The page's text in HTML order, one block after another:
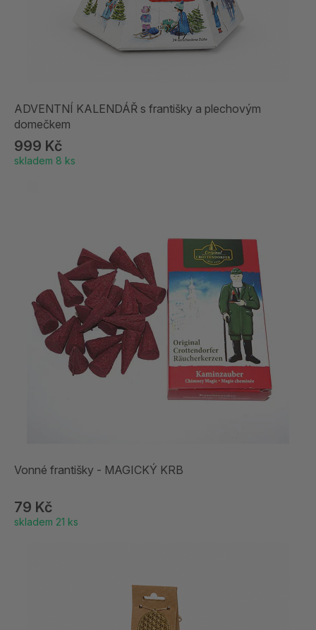
ADVENTNÍ KALENDÁŘ s františky a plechovým
domečkem
999 Kč
skladem 8 ks
Vonné františky - MAGICKÝ KRB
79 Kč
skladem 21 ks